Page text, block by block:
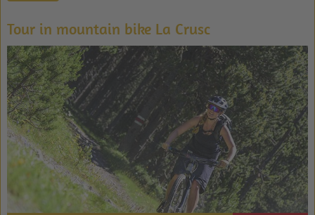
Tour in mountain bike La Crusc